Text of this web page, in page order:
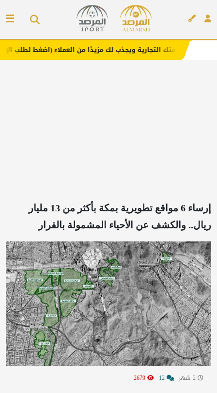
ويجذب لك مزيدًا من العملاء (اضغط لطلب الإعلان)
إرساء 6 مواقع تطويرية بمكة بأكثر من 13 مليار
ريال.. والكشف عن الأحياء المشمولة بالقرار